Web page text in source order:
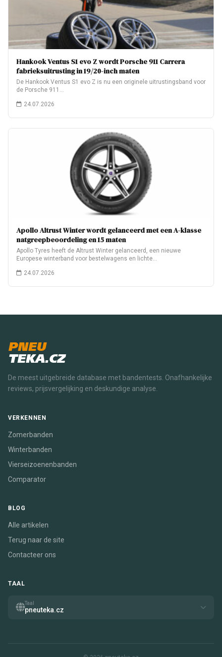
Hankook Ventus S1 evo Z wordt Porsche 911 Carrera
fabrieksuitrusting in 19/20-inch maten
De Hankook Ventus S1 evo Z is nu een originele uitrustingsband voor
de Porsche 911…
24.07.2026
Apollo Altrust Winter wordt gelanceerd met een A-klasse
natgreepbeoordeling en 15 maten
Apollo Tyres heeft de Altrust Winter gelanceerd, een nieuwe
Europese winterband voor bestelwagens en lichte…
24.07.2026
PNEU
TEKA.CZ
De meest uitgebreide database met bandentests. Onafhankelijke
reviews, prijsvergelijking en deskundige analyse.
VERKENNEN
Zomerbanden
Winterbanden
Vierseizoenenbanden
Comparator
BLOG
Alle artikelen
Terug naar de site
Contacteer ons
TAAL
Taal
pneuteka.cz